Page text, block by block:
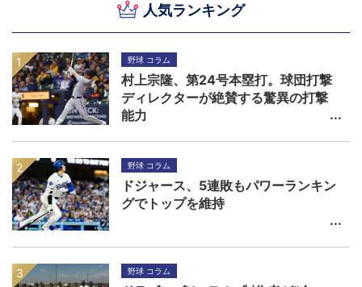
人気ランキング
野球 コラム
村上宗隆、第24号本塁打。球団打撃
ディレクターが絶賛する驚異の打撃
能力
野球 コラム
ドジャース、5連敗もパワーランキン
グでトップを維持
野球 コラム